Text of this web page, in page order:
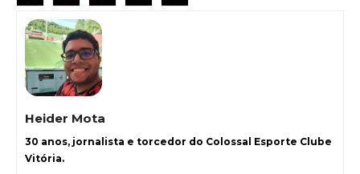
Heider Mota
30 anos, jornalista e torcedor do Colossal Esporte Clube
Vitória.